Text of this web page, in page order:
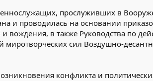
прослуживших в
и проводилась на основании
вождения, в также Руководства по
сил Воздушно-
конфликта и